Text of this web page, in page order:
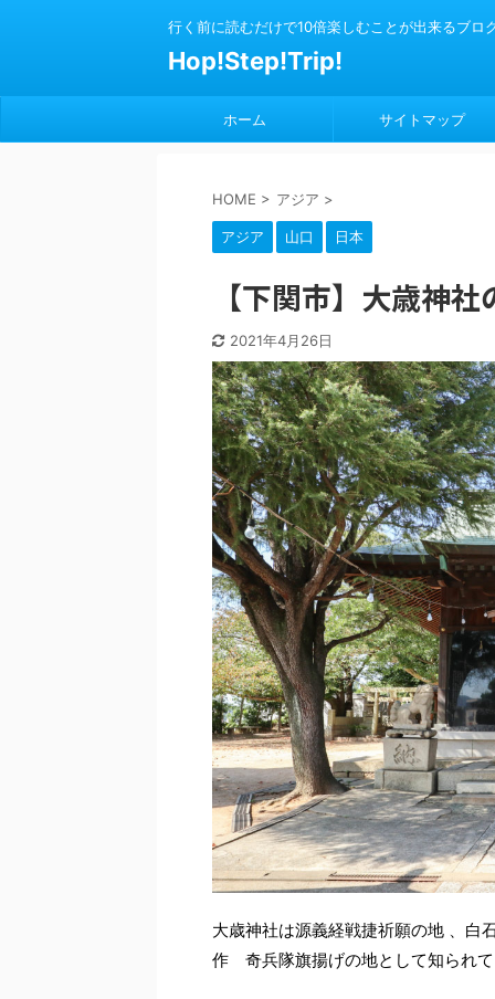
行く前に読むだけで10倍楽しむことが出来るブロ
Hop!Step!Trip!
ホーム サイトマップ
HOME > アジア >
アジア 山口 日本
【下関市】大歳神
2021年4月26日
大歳神社は源義経戦捷祈願の地 、
作 奇兵隊旗揚げの地として知られ